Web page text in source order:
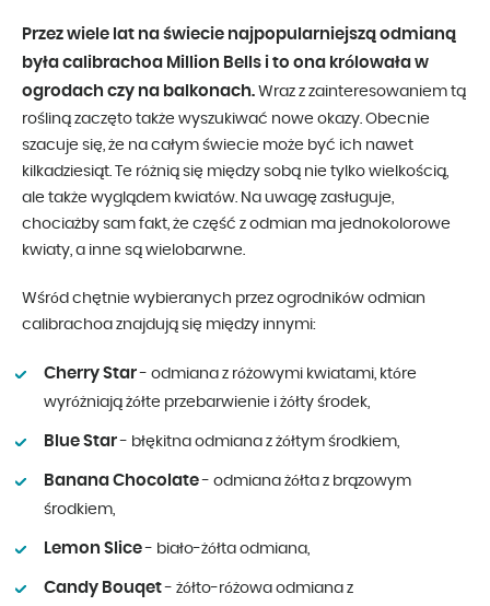
Przez wiele lat na świecie najpopularniejszą odmianą
była calibrachoa Million Bells i to ona królowała w
ogrodach czy na balkonach. Wraz z zainteresowaniem tą
rośliną zaczęto także wyszukiwać nowe okazy. Obecnie
szacuje się, że na całym świecie może być ich nawet
kilkadziesiąt. Te różnią się między sobą nie tylko wielkością,
ale także wyglądem kwiatów. Na uwagę zasługuje,
chociażby sam fakt, że część z odmian ma jednokolorowe
kwiaty, a inne są wielobarwne.
Wśród chętnie wybieranych przez ogrodników odmian
calibrachoa znajdują się między innymi:
Cherry Star- odmiana z różowymi kwiatami, które
wyróżniają żółte przebarwienie i żółty środek,
Blue Star- błękitna odmiana z żółtym środkiem,
Banana Chocolate- odmiana żółta z brązowym
środkiem,
Lemon Slice- biało-żółta odmiana,
Candy Bouqet- żółto-różowa odmiana z